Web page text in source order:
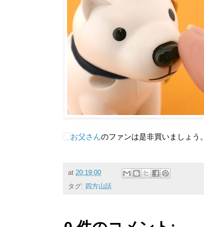
お父さんのファンは是非買いましょう。
at 20:19:00
タグ: 四方山話